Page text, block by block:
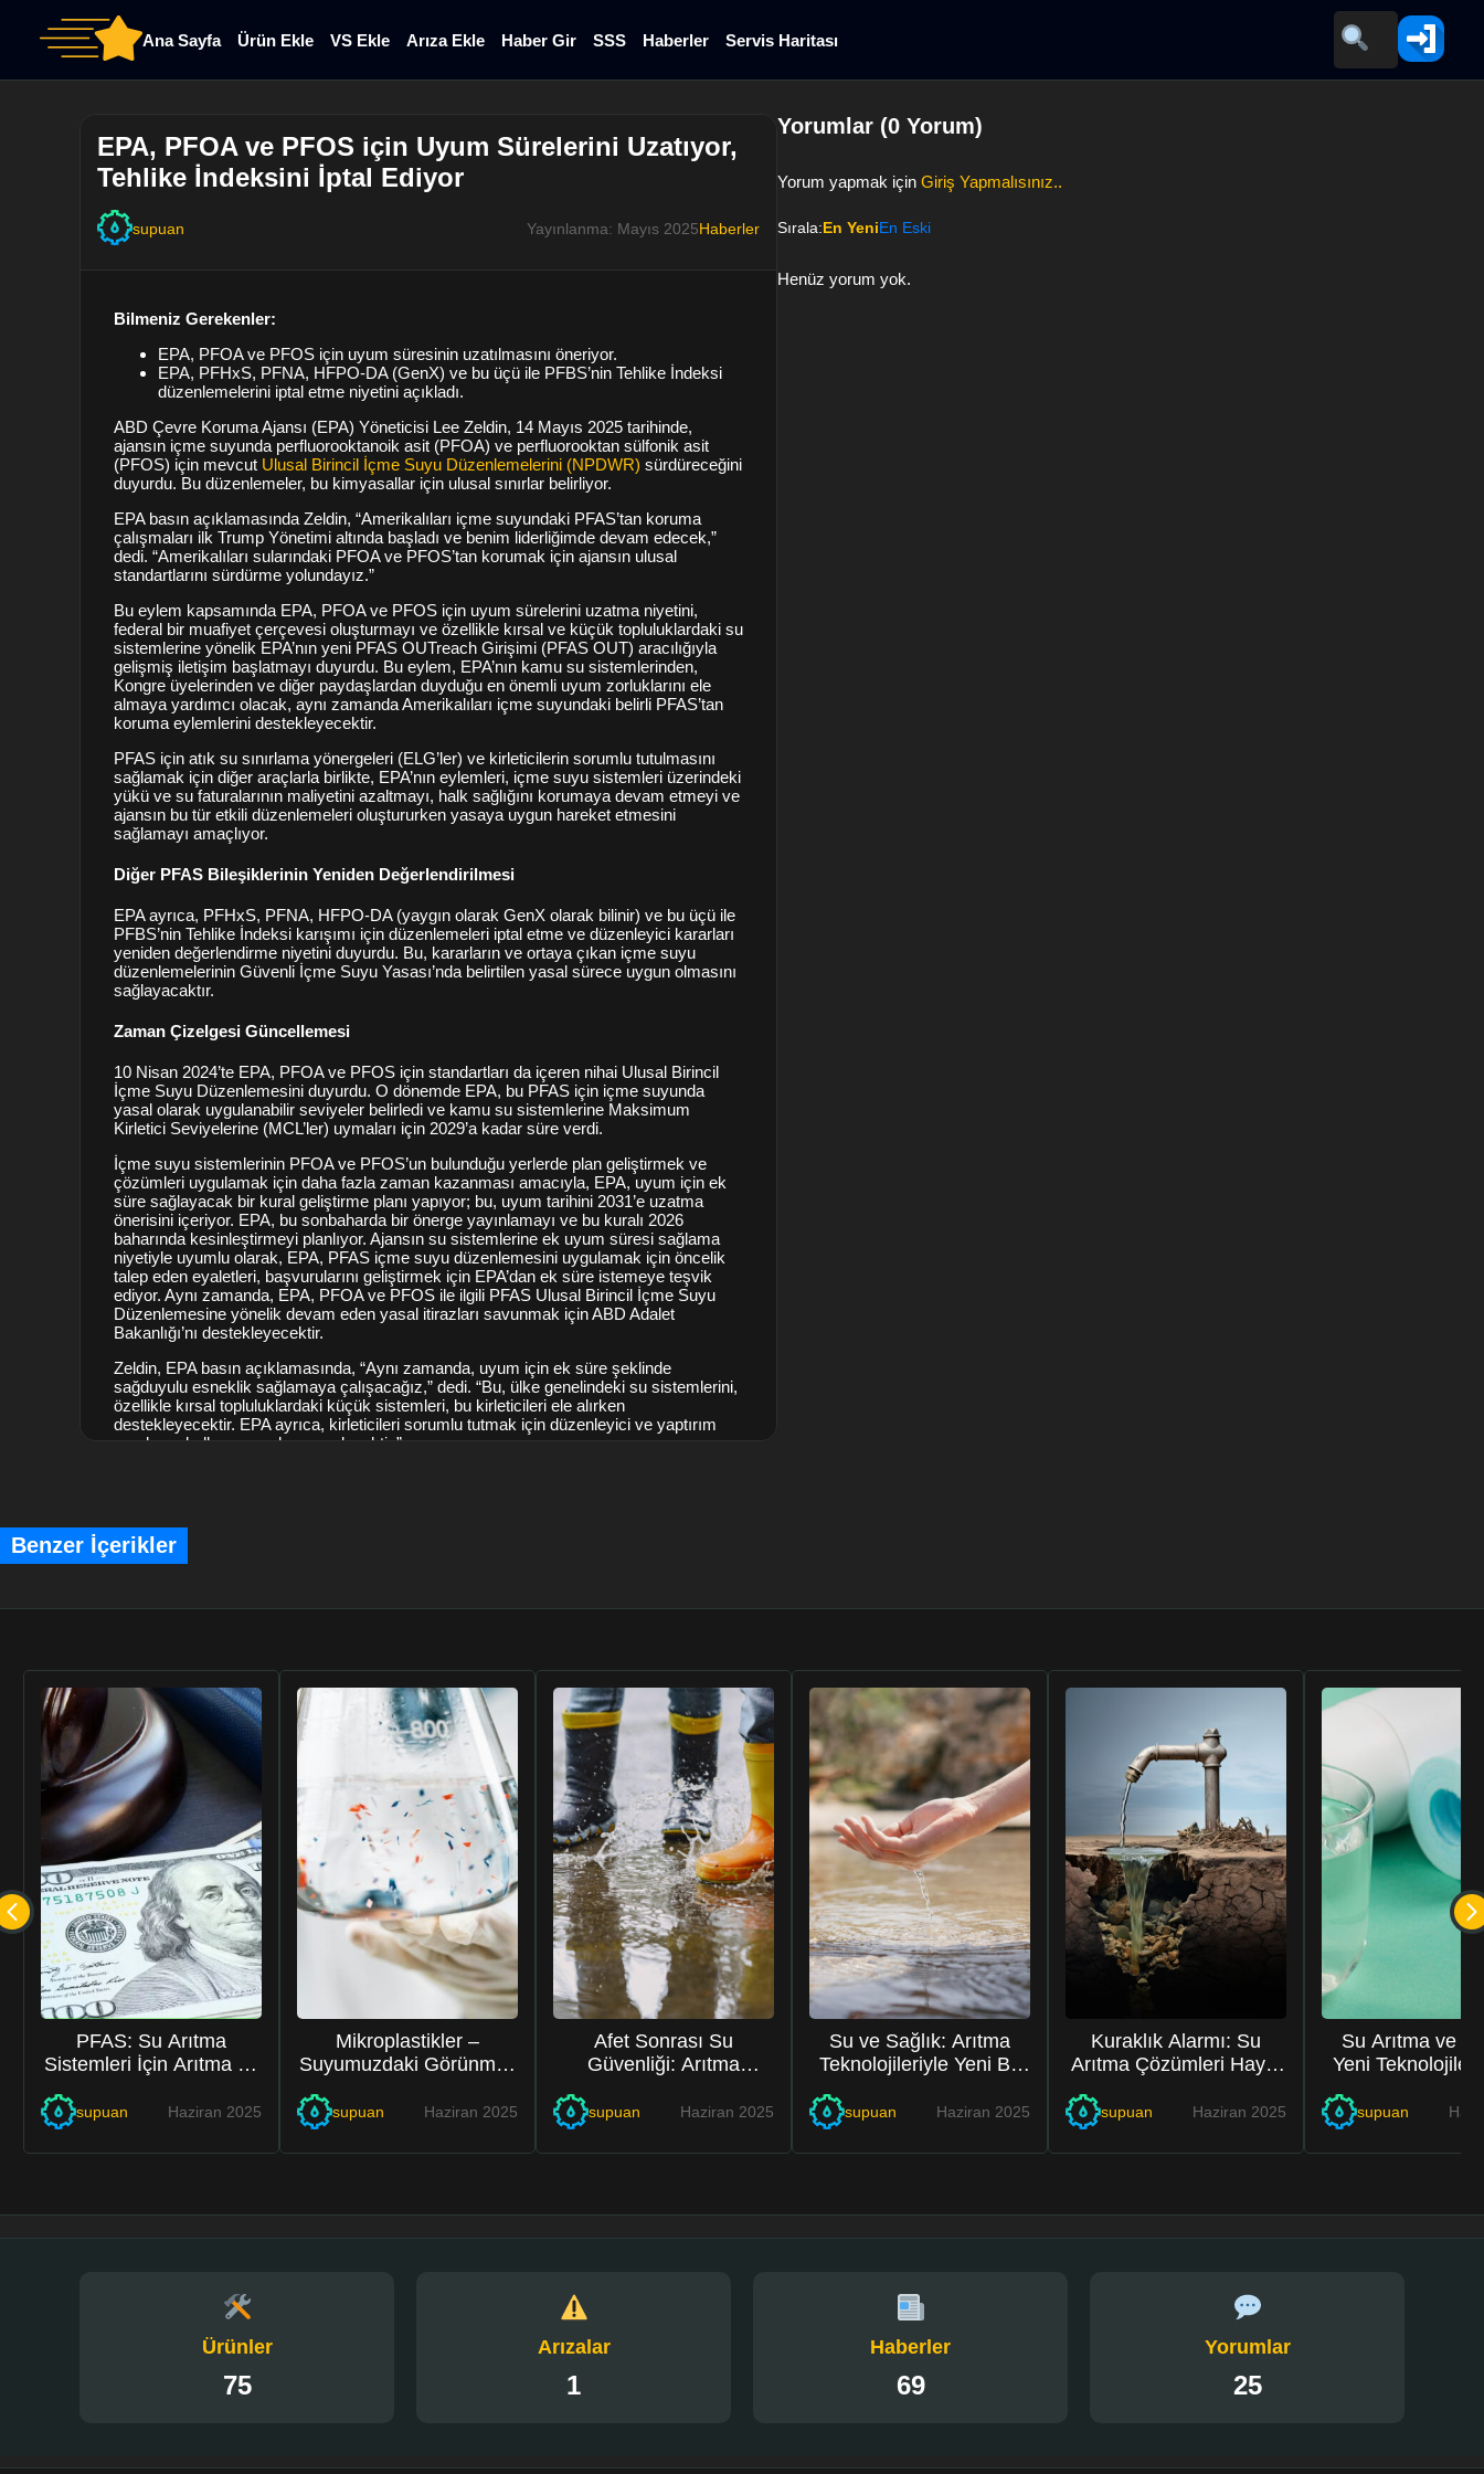
Ana Sayfa Ürün Ekle VS Ekle Arıza Ekle Haber Gir SSS Haberler Servis Haritası
EPA, PFOA ve PFOS için Uyum Sürelerini Uzatıyor,
Tehlike İndeksini İptal Ediyor
supuan Yayınlanma: Mayıs 2025Haberler
Bilmeniz Gerekenler:
EPA, PFOA ve PFOS için uyum süresinin uzatılmasını öneriyor.
EPA, PFHxS, PFNA, HFPO-DA (GenX) ve bu üçü ile PFBS’nin Tehlike İndeksi
düzenlemelerini iptal etme niyetini açıkladı.
ABD Çevre Koruma Ajansı (EPA) Yöneticisi Lee Zeldin, 14 Mayıs 2025 tarihinde,
ajansın içme suyunda perfluorooktanoik asit (PFOA) ve perfluorooktan sülfonik asit
(PFOS) için mevcut Ulusal Birincil İçme Suyu Düzenlemelerini (NPDWR) sürdüreceğini
duyurdu. Bu düzenlemeler, bu kimyasallar için ulusal sınırlar belirliyor.
EPA basın açıklamasında Zeldin, “Amerikalıları içme suyundaki PFAS’tan koruma
çalışmaları ilk Trump Yönetimi altında başladı ve benim liderliğimde devam edecek,”
dedi. “Amerikalıları sularındaki PFOA ve PFOS’tan korumak için ajansın ulusal
standartlarını sürdürme yolundayız.”
Bu eylem kapsamında EPA, PFOA ve PFOS için uyum sürelerini uzatma niyetini,
federal bir muafiyet çerçevesi oluşturmayı ve özellikle kırsal ve küçük topluluklardaki su
sistemlerine yönelik EPA’nın yeni PFAS OUTreach Girişimi (PFAS OUT) aracılığıyla
gelişmiş iletişim başlatmayı duyurdu. Bu eylem, EPA’nın kamu su sistemlerinden,
Kongre üyelerinden ve diğer paydaşlardan duyduğu en önemli uyum zorluklarını ele
almaya yardımcı olacak, aynı zamanda Amerikalıları içme suyundaki belirli PFAS’tan
koruma eylemlerini destekleyecektir.
PFAS için atık su sınırlama yönergeleri (ELG’ler) ve kirleticilerin sorumlu tutulmasını
sağlamak için diğer araçlarla birlikte, EPA’nın eylemleri, içme suyu sistemleri üzerindeki
yükü ve su faturalarının maliyetini azaltmayı, halk sağlığını korumaya devam etmeyi ve
ajansın bu tür etkili düzenlemeleri oluştururken yasaya uygun hareket etmesini
sağlamayı amaçlıyor.
Diğer PFAS Bileşiklerinin Yeniden Değerlendirilmesi
EPA ayrıca, PFHxS, PFNA, HFPO-DA (yaygın olarak GenX olarak bilinir) ve bu üçü ile
PFBS’nin Tehlike İndeksi karışımı için düzenlemeleri iptal etme ve düzenleyici kararları
yeniden değerlendirme niyetini duyurdu. Bu, kararların ve ortaya çıkan içme suyu
düzenlemelerinin Güvenli İçme Suyu Yasası’nda belirtilen yasal sürece uygun olmasını
sağlayacaktır.
Zaman Çizelgesi Güncellemesi
10 Nisan 2024’te EPA, PFOA ve PFOS için standartları da içeren nihai Ulusal Birincil
İçme Suyu Düzenlemesini duyurdu. O dönemde EPA, bu PFAS için içme suyunda
yasal olarak uygulanabilir seviyeler belirledi ve kamu su sistemlerine Maksimum
Kirletici Seviyelerine (MCL’ler) uymaları için 2029’a kadar süre verdi.
İçme suyu sistemlerinin PFOA ve PFOS’un bulunduğu yerlerde plan geliştirmek ve
çözümleri uygulamak için daha fazla zaman kazanması amacıyla, EPA, uyum için ek
süre sağlayacak bir kural geliştirme planı yapıyor; bu, uyum tarihini 2031’e uzatma
önerisini içeriyor. EPA, bu sonbaharda bir önerge yayınlamayı ve bu kuralı 2026
baharında kesinleştirmeyi planlıyor. Ajansın su sistemlerine ek uyum süresi sağlama
niyetiyle uyumlu olarak, EPA, PFAS içme suyu düzenlemesini uygulamak için öncelik
talep eden eyaletleri, başvurularını geliştirmek için EPA’dan ek süre istemeye teşvik
ediyor. Aynı zamanda, EPA, PFOA ve PFOS ile ilgili PFAS Ulusal Birincil İçme Suyu
Düzenlemesine yönelik devam eden yasal itirazları savunmak için ABD Adalet
Bakanlığı’nı destekleyecektir.
Zeldin, EPA basın açıklamasında, “Aynı zamanda, uyum için ek süre şeklinde
sağduyulu esneklik sağlamaya çalışacağız,” dedi. “Bu, ülke genelindeki su sistemlerini,
özellikle kırsal topluluklardaki küçük sistemleri, bu kirleticileri ele alırken
destekleyecektir. EPA ayrıca, kirleticileri sorumlu tutmak için düzenleyici ve yaptırım
araçlarını kullanmaya devam edecektir.”
PFAS’ı ele almada katılımı artırmak için EPA, PFAS OUT’u başlatacak ve PFAS’ı ele
almak için sermaye iyileştirmelerine ihtiyaç duyan her kamu su hizmetiyle bağlantı
kuracak, özellikle EPA’nın MCL’sinin üzerinde PFOA ve PFOS seviyeleri tespit ettiği
liderlerle işbirliği yapacaktır.
EPA, su sistemlerine içme suyunu iyileştirmek ve toplulukların mevcut fonlara
erişmesine yardımcı olmak için ücretsiz su teknik yardımı (WaterTA) sunmaya devam
edeceğini belirtti. EPA’nın WaterTA girişimleri, ülke genelindeki su sistemleriyle çalışarak
PFAS’ı, PFOA ve PFOS dahil olmak üzere değerlendirmek ve ele almak için uygun
maliyetli çözümler belirler. Hizmetler arasında su kalitesi testi, teknik planların
geliştirilmesi, operatör eğitimi desteği, kamu katılımı ve iletişim stratejilerinin
tasarlanması ve federal fon fırsatlarına erişim desteği yer alıyor.
Yorumlar (0 Yorum)
Yorum yapmak için Giriş Yapmalısınız..
Sırala:En YeniEn Eski
Henüz yorum yok.
Benzer İçerikler
PFAS: Su Arıtma
Sistemleri İçin Arıtma ve
supuan Haziran 2025
Mikroplastikler –
Suyumuzdaki Görünmez
supuan Haziran 2025
Afet Sonrası Su
Güvenliği: Arıtma
Kurtarıyor
supuan Haziran 2025
Su ve Sağlık: Arıtma
Teknolojileriyle Yeni Bir
supuan Haziran 2025
Kuraklık Alarmı: Su
Arıtma Çözümleri Hayat
supuan Haziran 2025
Su Arıtma ve
Yeni Teknolojiler
supuan
Ürünler
75
Arızalar
1
Haberler
69
Yorumlar
25